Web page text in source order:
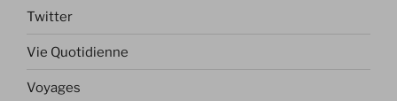
Twitter
Vie Quotidienne
Voyages